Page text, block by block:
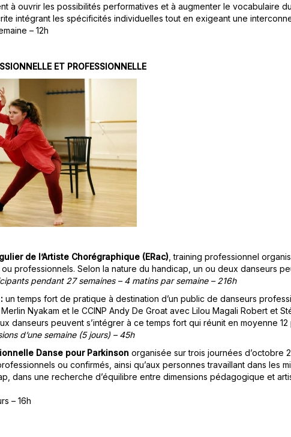
à ouvrir les possibilités performatives et à augmenter le vocabulaire
intégrant les spécificités individuelles tout en exigeant une
– 12h
ET PROFESSIONNELLE
de l’Artiste Chorégraphique (ERac) , training professionnel
professionnels. Selon la nature du handicap, un ou deux danseurs
pendant 27 semaines – 4 matins par semaine – 216h
un temps fort de pratique à destination d’un public de danseurs
Nyakam et le CCINP Andy De Groat avec Lilou Magali Robert et
danseurs peuvent s’intégrer à ce temps fort qui réunit en moyenne 12
d’une semaine (5 jours) – 45h
Danse pour Parkinson organisée sur trois journées d’octobre
ou confirmés, ainsi qu’aux personnes travaillant dans
dans une recherche d’équilibre entre dimensions pédagogique et
– 16h